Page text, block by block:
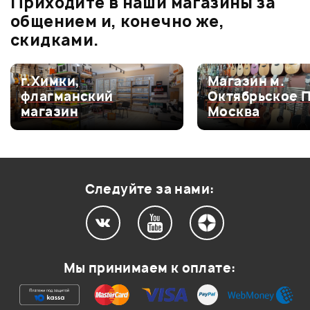
0.0
Оценка5
0
Оценка4
0
Оценка3
0
Ваша оценка:
общением и, конечно же,
скидками.
г.Химки,
флагманский
магазин
Магазин м.
Октябрьское
Москва
Следуйте за нами:
Мы принимаем к оплате: